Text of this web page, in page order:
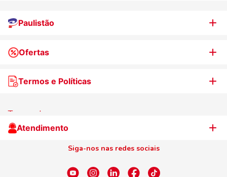
Paulistão
Quem somos
Nossas lojas
Nosso Cartão
Ofertas
WhatsApp de Ofertas
Televendas
Termos e Políticas
Termos de uso
Centro de Privacidade
Atendimento
Siga-nos nas redes sociais